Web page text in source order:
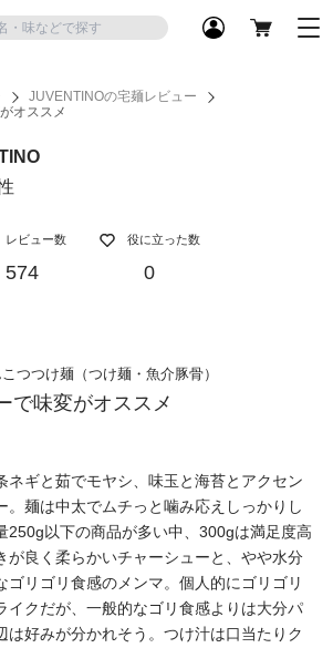
JUVENTINOの宅麺レビュー
オススメ
レビュー数
574
役に立った数
0
つつけ麺（つけ麺・魚介豚骨）
で味変がオススメ
ネギと茹でモヤシ、味玉と海苔とアクセン
。麺は中太でムチっと噛み応えしっかりし
250g以下の商品が多い中、300gは満足度高
が良く柔らかいチャーシューと、やや水分
ゴリゴリ食感のメンマ。個人的にゴリゴリ
イクだが、一般的なゴリ食感よりは大分パ
は好みが分かれそう。つけ汁は口当たりク